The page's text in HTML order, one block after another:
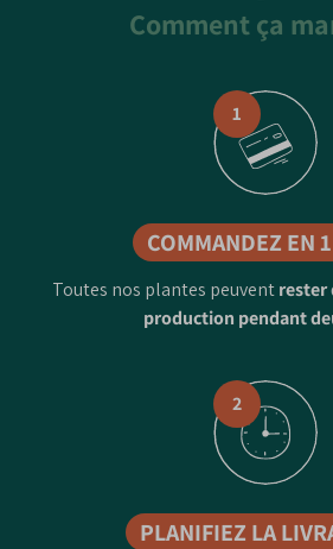
Comment ça
1
COMMANDEZ EN
Toutes nos plantes peuventrester
production pendant
2
PLANIFIEZ LA